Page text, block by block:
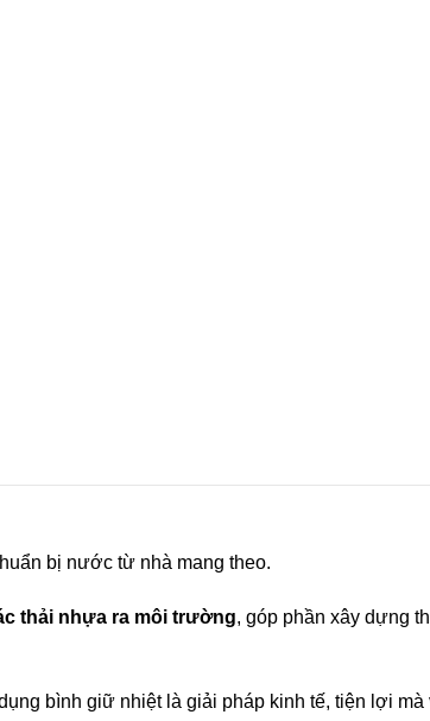
bị nước từ nhà mang theo.
thải nhựa ra môi trường, góp phần xây dựng
bình giữ nhiệt là giải pháp kinh tế, tiện lợi mà